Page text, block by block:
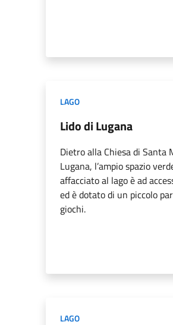
LAGO
Lido di Lugana
Dietro alla Chiesa di Santa
Lugana, l’ampio spazio
affacciato al lago è ad
ed è dotato di un piccolo
giochi.
LAGO